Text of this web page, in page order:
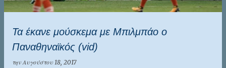
Τα έκανε μούσκεμα με Μπιλμπάο ο
Παναθηναϊκός (vid)
την Αυγούστου 18, 2017